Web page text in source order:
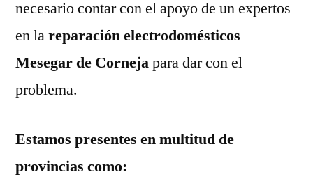
necesario contar con el apoyo de un expertos
en lareparación electrodomésticos
Mesegar de Cornejapara dar con el
problema.
Estamos presentes en multitud de
provincias como: